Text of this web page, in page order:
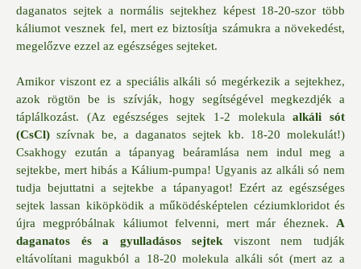
daganatos sejtek a normális sejtekhez képest 18-20-szor több
káliumot vesznek fel, mert ez biztosítja számukra a növekedést,
megelőzve ezzel az egészséges sejteket.
Amikor viszont ez a speciális alkáli só megérkezik a sejtekhez,
azok rögtön be is szívják, hogy segítségével megkezdjék a
táplálkozást. (Az egészséges sejtek 1-2 molekulaalkáli sót
(CsCl) szívnak be, a daganatos sejtek kb. 18-20 molekulát!)
Csakhogy ezután a tápanyag beáramlása nem indul meg a
sejtekbe, mert hibás a Kálium-pumpa! Ugyanis az alkáli só nem
tudja bejuttatni a sejtekbe a tápanyagot! Ezért az egészséges
sejtek lassan kiköpködik a működésképtelen céziumkloridot és
újra megpróbálnak káliumot felvenni, mert már éheznek. A
daganatos és a gyulladásos sejtek viszont nem tudják
eltávolítani magukból a 18-20 molekula alkáli sót (mert az a